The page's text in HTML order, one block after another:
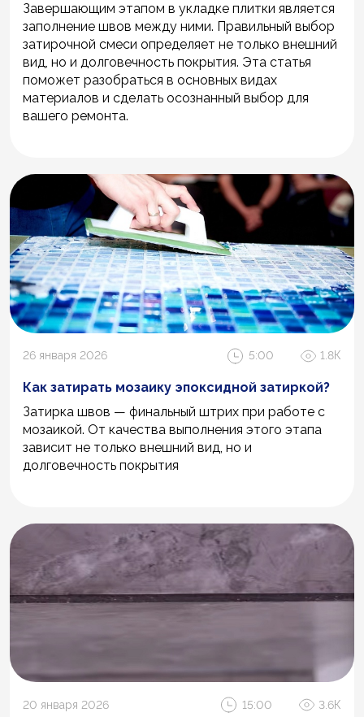
Завершающим этапом в укладке плитки является
заполнение швов между ними. Правильный выбор
затирочной смеси определяет не только внешний
вид, но и долговечность покрытия. Эта статья
поможет разобраться в основных видах
материалов и сделать осознанный выбор для
вашего ремонта.
26 января 2026 5:00 1.8К
Как затирать мозаику эпоксидной затиркой?
Затирка швов — финальный штрих при работе с
мозаикой. От качества выполнения этого этапа
зависит не только внешний вид, но и
долговечность покрытия
20 января 2026 15:00 3.6К